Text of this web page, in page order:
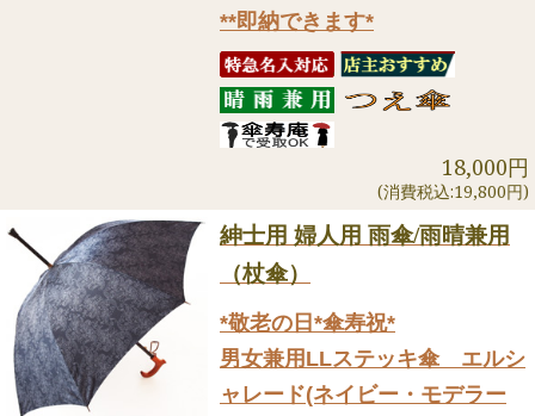
**即納できます*
18,000円
(消費税込:19,800円)
紳士用 婦人用 雨傘/雨晴兼用
（杖傘）
*敬老の日*傘寿祝*
男女兼用LLステッキ傘 エルシ
ャレード(ネイビー・モデラー